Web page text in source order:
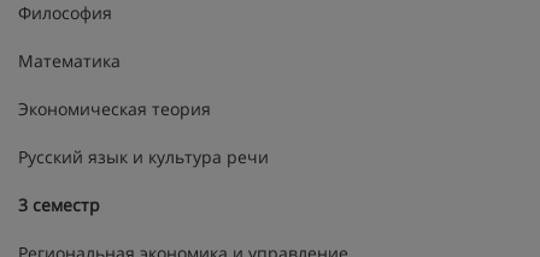
Философия
Математика
Экономическая теория
Русский язык и культура речи
3 семестр